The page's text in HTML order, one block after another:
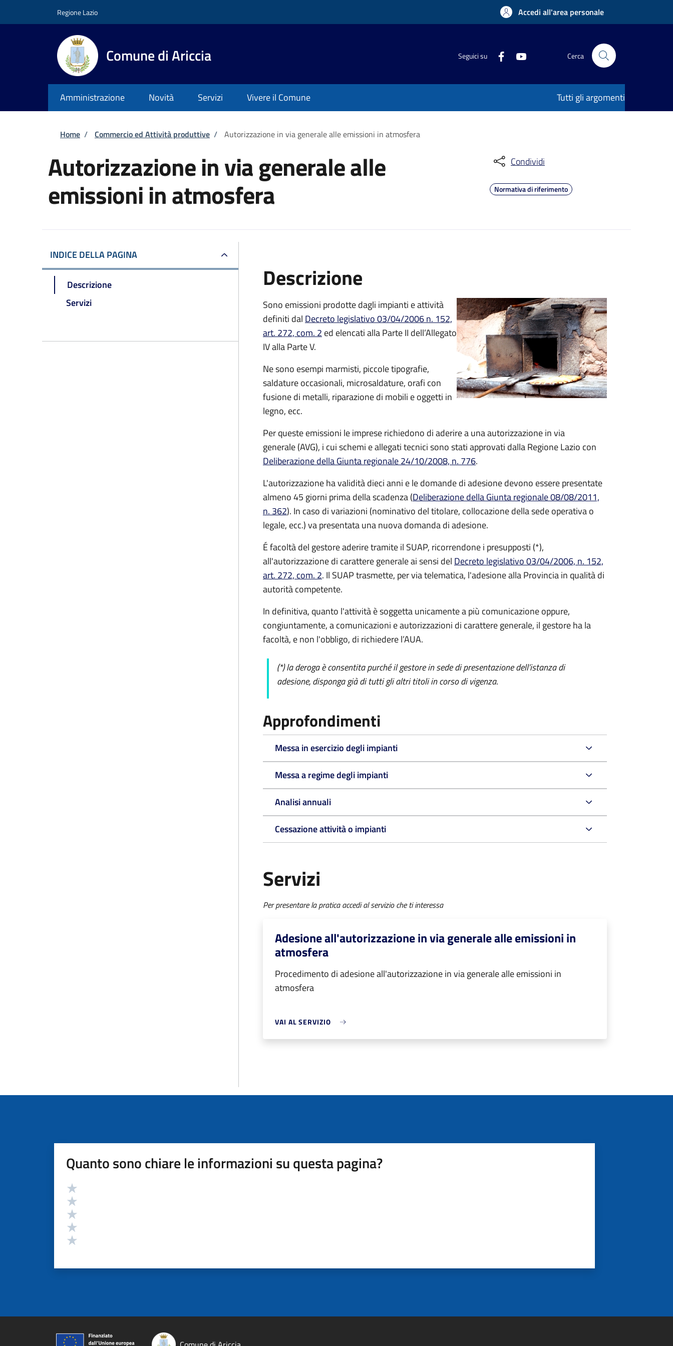
Regione Lazio Accedi all'area personale
Comune di Ariccia Seguici su Cerca
Amministrazione Novità Servizi Vivere il Comune Tutti gli argomenti
Briciole di pane
Home / Commercio ed Attività produttive / Autorizzazione in via generale alle emissioni in atmosfera
Autorizzazione in via generale alle
emissioni in atmosfera
Condividi
Normativa di riferimento
INDICE DELLA PAGINA
Descrizione
Servizi
Descrizione
Sono emissioni prodotte dagli impianti e attività
definiti dal Decreto legislativo 03/04/2006 n. 152,
art. 272, com. 2 ed elencati alla Parte II dell’Allegato
IV alla Parte V.
Ne sono esempi marmisti, piccole tipografie,
saldature occasionali, microsaldature, orafi con
fusione di metalli, riparazione di mobili e oggetti in
legno, ecc.
Per queste emissioni le imprese richiedono di aderire a una autorizzazione in via
generale (AVG), i cui schemi e allegati tecnici sono stati approvati dalla Regione Lazio con
Deliberazione della Giunta regionale 24/10/2008, n. 776.
L'autorizzazione ha validità dieci anni e le domande di adesione devono essere presentate
almeno 45 giorni prima della scadenza (Deliberazione della Giunta regionale 08/08/2011,
n. 362). In caso di variazioni (nominativo del titolare, collocazione della sede operativa o
legale, ecc.) va presentata una nuova domanda di adesione.
É facoltà del gestore aderire tramite il SUAP, ricorrendone i presupposti (*),
all'autorizzazione di carattere generale ai sensi del Decreto legislativo 03/04/2006, n. 152,
art. 272, com. 2. Il SUAP trasmette, per via telematica, l'adesione alla Provincia in qualità di
autorità competente.
In definitiva, quanto l'attività è soggetta unicamente a più comunicazione oppure,
congiuntamente, a comunicazioni e autorizzazioni di carattere generale, il gestore ha la
facoltà, e non l'obbligo, di richiedere l’AUA.
(*) la deroga è consentita purché il gestore in sede di presentazione dell’istanza di
adesione, disponga già di tutti gli altri titoli in corso di vigenza.
Approfondimenti
Messa in esercizio degli impianti
Messa a regime degli impianti
Analisi annuali
Cessazione attività o impianti
Servizi
Per presentare la pratica accedi al servizio che ti interessa
Adesione all'autorizzazione in via generale alle emissioni in
atmosfera
Procedimento di adesione all'autorizzazione in via generale alle emissioni in
atmosfera
VAI AL SERVIZIO
Quanto sono chiare le informazioni su questa pagina?
Valutazione